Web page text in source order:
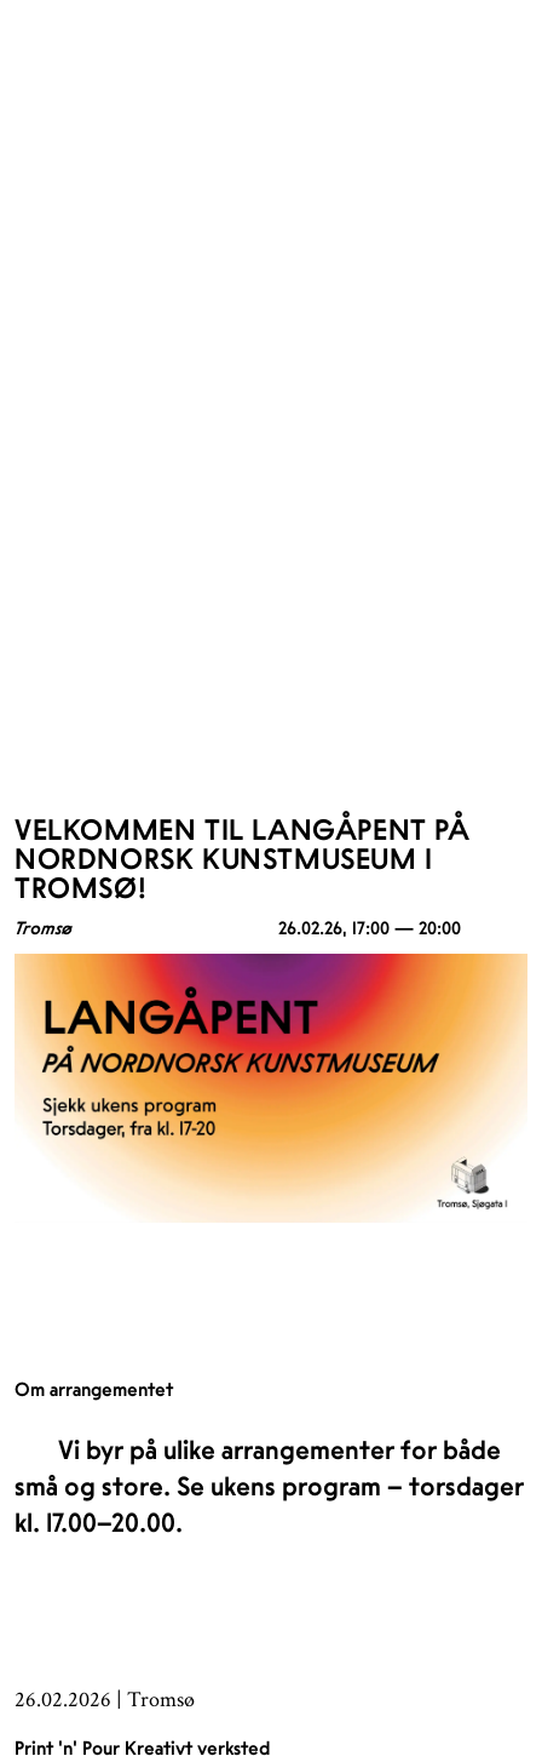
VELKOMMEN TIL LANGÅPENT PÅ
NORDNORSK KUNSTMUSEUM I
TROMSØ!
Tromsø 26.02.26, 17:00 — 20:00
Om arrangementet
Vi byr på ulike arrangementer for både
små og store. Se ukens program – torsdager
kl. 17.00–20.00.
26.02.2026 | Tromsø
Print ’n’ Pour Kreativt verksted